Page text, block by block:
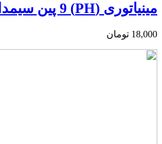
مینیاتوری (PH) 9 پین سیمدار
18,000 تومان